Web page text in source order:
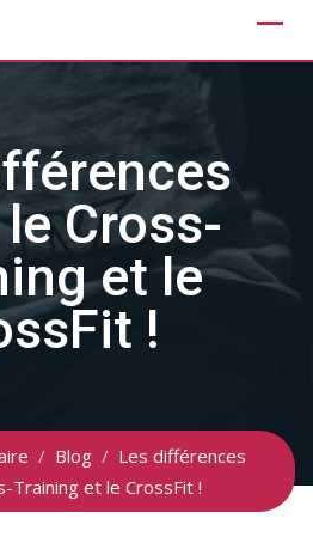
Cross-
et le
!
/ Blog / Les différences
Training et le CrossFit !